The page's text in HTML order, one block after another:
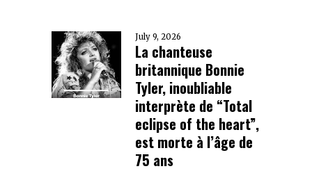
July 9, 2026
La chanteuse
britannique Bonnie
Tyler, inoubliable
interprète de “Total
eclipse of the heart”,
est morte à l’âge de
75 ans